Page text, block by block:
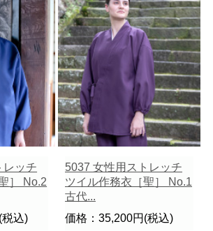
レッチ
］ No.2
込)
5037 女性用ストレッチ
ツイル作務衣［聖］ No.1
古代...
価格：35,200円(税込)